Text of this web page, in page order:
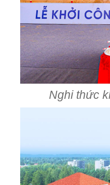
Nghi thức